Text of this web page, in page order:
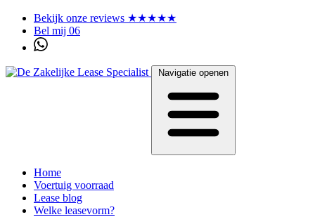
Bekijk onze reviews ★★★★★
Bel mij 06
Navigatie openen
Home
Voertuig voorraad
Lease blog
Welke leasevorm?